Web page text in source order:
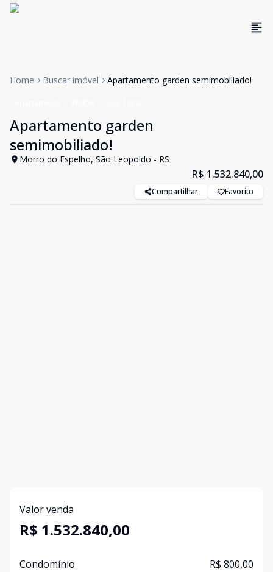
Home Buscar imóvel Apartamento garden semimobiliado!
Apartamento garden
semimobiliado!
Morro do Espelho, São Leopoldo - RS
R$ 1.532.840,00
Compartilhar Favorito
Valor venda
R$ 1.532.840,00
Condomínio R$ 800,00